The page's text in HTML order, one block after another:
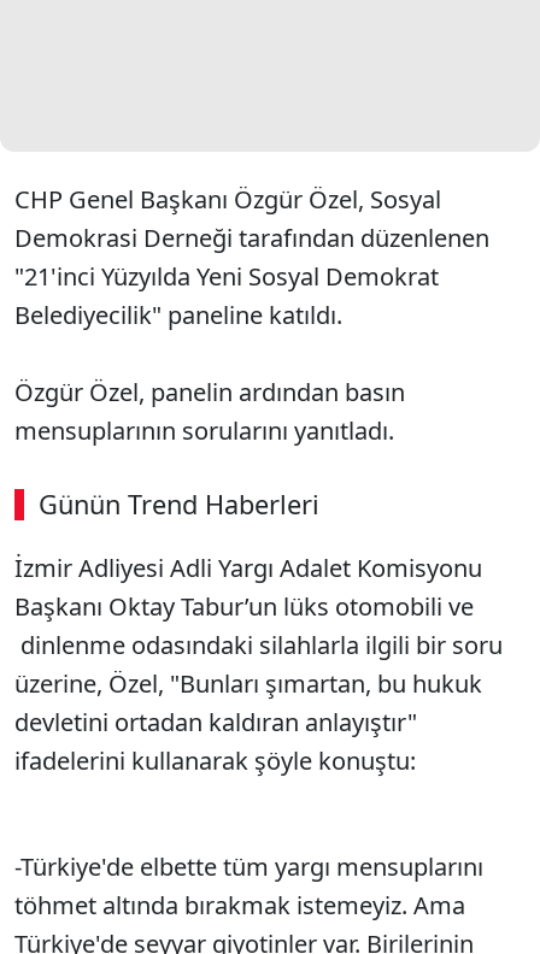
CHP Genel Başkanı Özgür Özel, Sosyal
Demokrasi Derneği tarafından düzenlenen
"21'inci Yüzyılda Yeni Sosyal Demokrat
Belediyecilik" paneline katıldı.
Özgür Özel, panelin ardından basın
mensuplarının sorularını yanıtladı.
Günün Trend Haberleri
00:03 / 02:14
Sesi Aç
İzmir Adliyesi Adli Yargı Adalet Komisyonu
Başkanı Oktay Tabur’un lüks otomobili ve
dinlenme odasındaki silahlarla ilgili bir soru
üzerine, Özel, "Bunları şımartan, bu hukuk
devletini ortadan kaldıran anlayıştır"
ifadelerini kullanarak şöyle konuştu:
-Türkiye'de elbette tüm yargı mensuplarını
töhmet altında bırakmak istemeyiz. Ama
Türkiye'de seyyar giyotinler var. Birilerinin